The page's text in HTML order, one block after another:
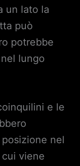
un lato la
può
potrebbe
lungo
e le
nel
viene